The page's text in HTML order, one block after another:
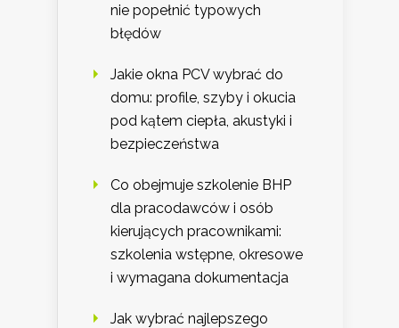
nie popełnić typowych
błędów
Jakie okna PCV wybrać do
domu: profile, szyby i okucia
pod kątem ciepła, akustyki i
bezpieczeństwa
Co obejmuje szkolenie BHP
dla pracodawców i osób
kierujących pracownikami:
szkolenia wstępne, okresowe
i wymagana dokumentacja
Jak wybrać najlepszego